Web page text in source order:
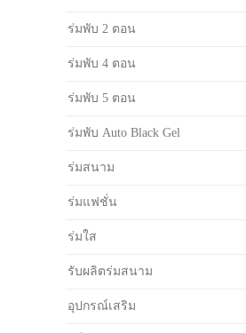
ร่มพับ 2 ตอน
ร่มพับ 4 ตอน
ร่มพับ 5 ตอน
ร่มพับ Auto Black Gel
ร่มสนาม
ร่มแฟชั่น
ร่มใส
รับผลิตร่มสนาม
อุปกรณ์เสริม